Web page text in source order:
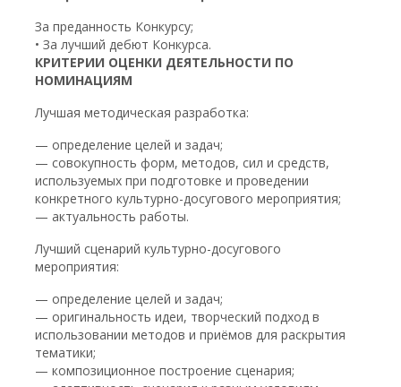
За преданность Конкурсу;
• За лучший дебют Конкурса.
КРИТЕРИИ ОЦЕНКИ ДЕЯТЕЛЬНОСТИ ПО
НОМИНАЦИЯМ
Лучшая методическая разработка:
— определение целей и задач;
— совокупность форм, методов, сил и средств,
используемых при подготовке и проведении
конкретного культурно-досугового мероприятия;
— актуальность работы.
Лучший сценарий культурно-досугового
мероприятия:
— определение целей и задач;
— оригинальность идеи, творческий подход в
использовании методов и приёмов для раскрытия
тематики;
— композиционное построение сценария;